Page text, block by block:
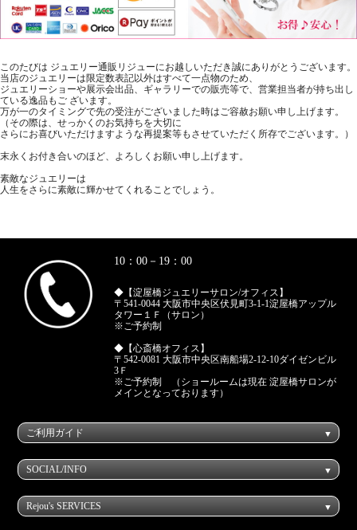
このたびは ジュエリー通販リジューにお越しいただき誠にありがとうございます。
当店のジュエリーは限定数表記以外はすべて一点物のため、
ジュエリーショーや展示会出品、ギャラリーでの販売等で、営業担当者が持ち出し
ている逸品もご ざいます。
万が一のタイミングで先の受注がございました時はご容赦お願い申し上げます。
（その際は、せっかくのお気持ちを大切に
さらにお喜びいただけますような再提案等もさせていただく所存でございます。）
末永くお付き合いのほど、よろしくお願い申し上げます。
素敵なジュエリーは
人生をさらに素敵に輝かせてくれることでしょう。
10：00－19：00
◆【淀屋橋ジュエリーサロン/オフィス】
〒541-0044 大阪市中央区伏見町3-1-1淀屋橋アップル
タワー１Ｆ（サロン）
※ご予約制
◆【心斎橋オフィス】
〒542-0081 大阪市中央区南船場2-12-10ダイゼンビル
3Ｆ
※ご予約制 （ショールームは現在 淀屋橋サロンが
メインとなっております）
ご利用ガイド
SOCIAL/INFO
Rejou's SERVICES